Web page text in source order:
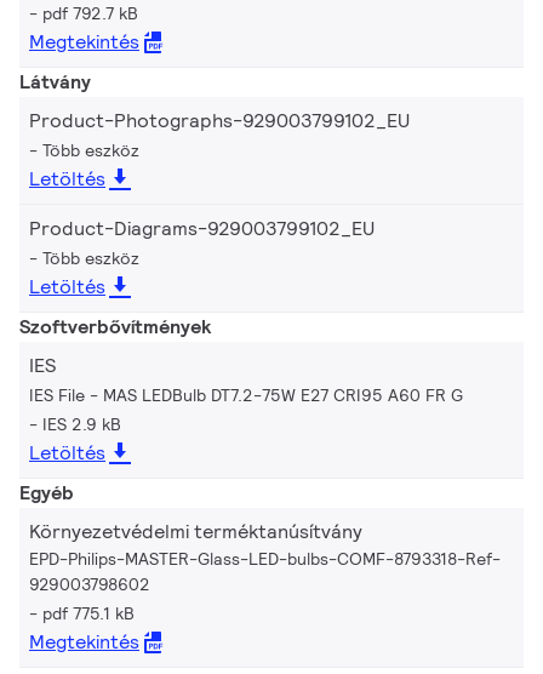
pdf 792.7 kB
Megtekintés
Látvány
Product-Photographs-929003799102_EU
Több eszköz
Letöltés
Product-Diagrams-929003799102_EU
Több eszköz
Letöltés
Szoftverbővítmények
IES
IES File - MAS LEDBulb DT7.2-75W E27 CRI95 A60 FR G
IES 2.9 kB
Letöltés
Egyéb
Környezetvédelmi terméktanúsítvány
EPD-Philips-MASTER-Glass-LED-bulbs-COMF-8793318-Ref-
929003798602
pdf 775.1 kB
Megtekintés